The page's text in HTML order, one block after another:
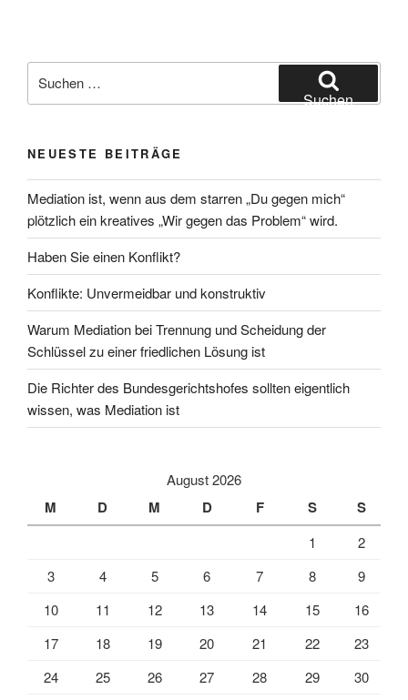
nach:
Suchen
NEUESTE BEITRÄGE
Mediation ist, wenn aus dem starren „Du gegen mich“
plötzlich ein kreatives „Wir gegen das Problem“ wird.
Haben Sie einen Konflikt?
Konflikte: Unvermeidbar und konstruktiv
Warum Mediation bei Trennung und Scheidung der
Schlüssel zu einer friedlichen Lösung ist
Die Richter des Bundesgerichtshofes sollten eigentlich
wissen, was Mediation ist
August 2026
M D M D F S S
1
2
3
4 5 6 7 8
9
10
11 12 13 14 15
16
17
18 19 20 21 22
23
24
25 26 27 28 29
30